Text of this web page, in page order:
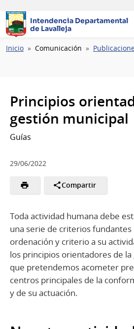
Intendencia Departamental
de Lavalleja
Ruta
Inicio Comunicación
Principios
gestión municipal
Guías
29/06/2022
Compartir
Toda actividad humana debe
una serie de criterios fundantes
ordenación y criterio a su
los principios orientadores de
que pretendemos acometer
centros principales de la
y de su actuación.